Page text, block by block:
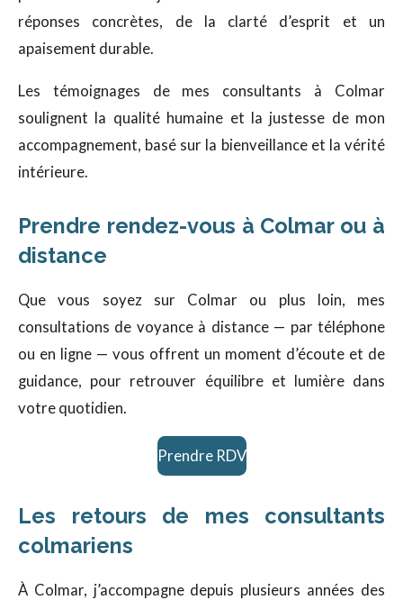
réponses concrètes, de la clarté d’esprit et un
apaisement durable.
Les témoignages de mes consultants à Colmar
soulignent la qualité humaine et la justesse de mon
accompagnement, basé sur la bienveillance et la vérité
intérieure.
Prendre rendez-vous à Colmar ou à
distance
Que vous soyez sur Colmar ou plus loin, mes
consultations de voyance à distance — par téléphone
ou en ligne — vous offrent un moment d’écoute et de
guidance, pour retrouver équilibre et lumière dans
votre quotidien.
Prendre RDV
Les retours de mes consultants
colmariens
À Colmar, j’accompagne depuis plusieurs années des